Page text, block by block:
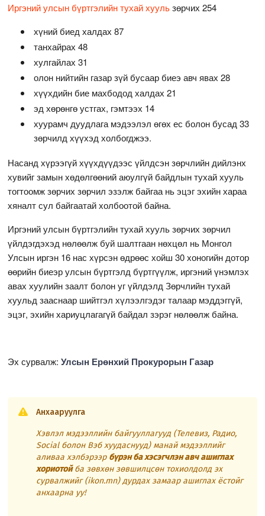
Иргэний улсын бүртгэлийн тухай хуульзөрчих 254
хүний биед халдах 87
танхайрах 48
хулгайлах 31
олон нийтийн газар зүй бусаар биеэ авч явах 28
хүүхдийн бие махбодод халдах 21
эд хөрөнгө устгах, гэмтээх 14
хуурамч дуудлага мэдээлэл өгөх ес болон бусад 33
зөрчилд хүүхэд холбогджээ.
Насанд хүрээгүй хүүхдүүдээс үйлдсэн зөрчлийн дийлэнх
хувийг замын хөдөлгөөний аюулгүй байдлын тухай хууль
тогтоомж зөрчих зөрчил эзэлж байгаа нь эцэг эхийн хараа
хяналт сул байгаатай холбоотой байна.
Иргэний улсын бүртгэлийн тухай хууль зөрчих зөрчил
үйлдэгдэхэд нөлөөлж буй шалтгаан нөхцөл нь Монгол
Улсын иргэн 16 нас хүрсэн өдрөөс хойш 30 хоногийн дотор
өөрийн биеэр улсын бүртгэлд бүртгүүлж, иргэний үнэмлэх
авах хуулийн заалт болон уг үйлдэлд Зөрчлийн тухай
хуульд зааснаар шийтгэл хүлээлгэдэг талаар мэддэггүй,
эцэг, эхийн хариуцлагагүй байдал зэрэг нөлөөлж байна.
Эх сурвалж: Улсын Ерөнхий Прокурорын Газар
Анхааруулга
Хэвлэл мэдээллийн байгууллагууд (Телевиз, Радио,
Social болон Вэб хуудаснууд) манай мэдээллийг
аливаа хэлбэрээр бүрэн ба хэсэгчлэн авч ашиглах
хориотойба зөвхөн зөвшилцсөн тохиолдолд эх
сурвалжийг (ikon.mn) дурдах замаар ашиглах ёстойг
анхаарна уу!